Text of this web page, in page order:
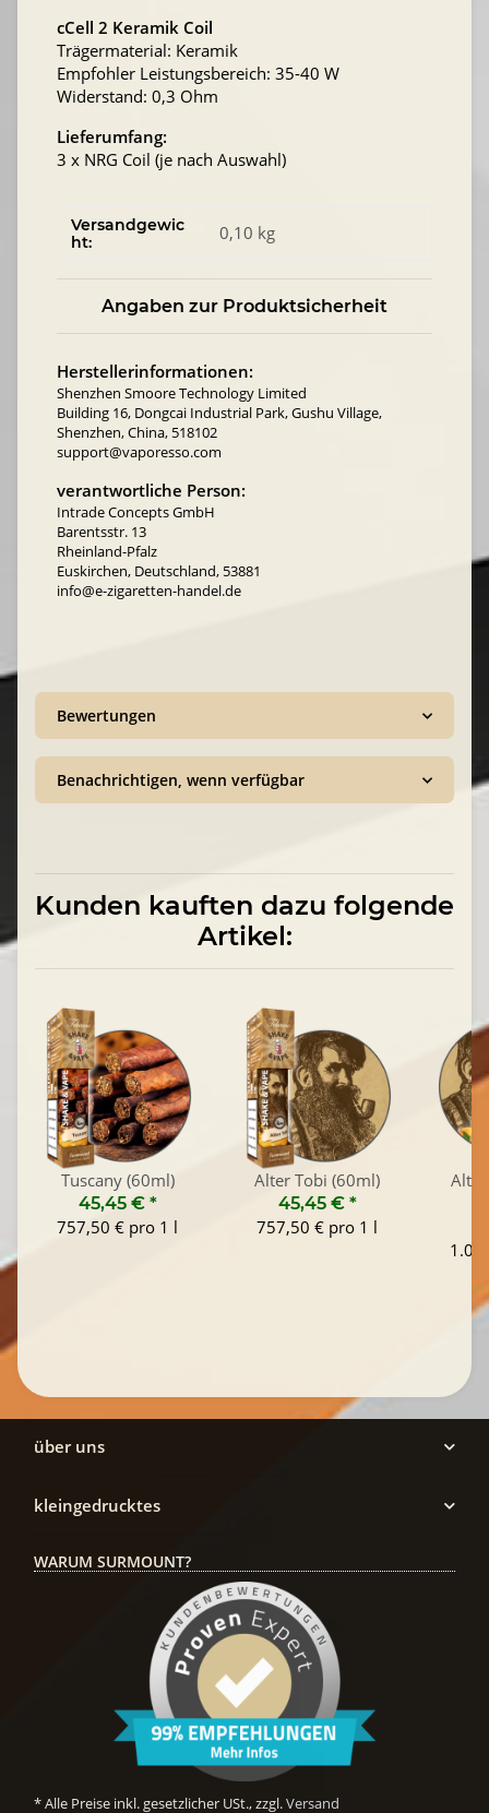
cCell 2 Keramik Coil
Trägermaterial: Keramik
Empfohler Leistungsbereich: 35-40 W
Widerstand: 0,3 Ohm
Lieferumfang:
3 x NRG Coil (je nach Auswahl)
Versandgewic
ht:
0,10 kg
Angaben zur Produktsicherheit
Herstellerinformationen:
Shenzhen Smoore Technology Limited
Building 16, Dongcai Industrial Park, Gushu Village,
Shenzhen, China, 518102
support@vaporesso.com
verantwortliche Person:
Intrade Concepts GmbH
Barentsstr. 13
Rheinland-Pfalz
Euskirchen, Deutschland, 53881
info@e-zigaretten-handel.de
Bewertungen
Benachrichtigen, wenn verfügbar
Kunden kauften dazu folgende
Artikel:
Tuscany (60ml)
45,45 € *
757,50 € pro 1 l
Alter Tobi (60ml)
45,45 € *
757,50 € pro 1 l
über uns
kleingedrucktes
WARUM SURMOUNT?
* Alle Preise inkl. gesetzlicher USt., zzgl.Versand